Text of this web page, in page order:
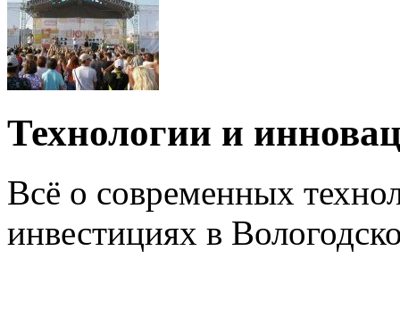
Технологии и
Всё о современных
инвестициях в